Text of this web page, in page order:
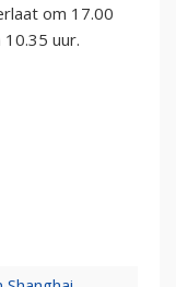
om 17.00
uur.